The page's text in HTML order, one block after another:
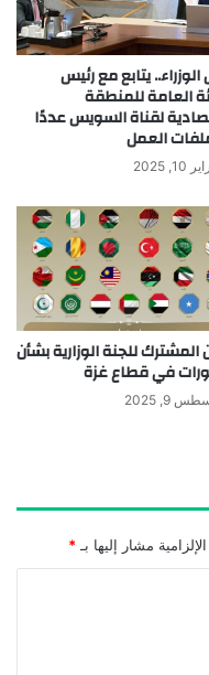
يتابع مع رئيس
العامة للمنطقة
لقناة السويس عددًا
العمل
2025
المشترك للجنة الوزارية بشأن
في قطاع غزة
9, 2025
مشار إليها بـ *